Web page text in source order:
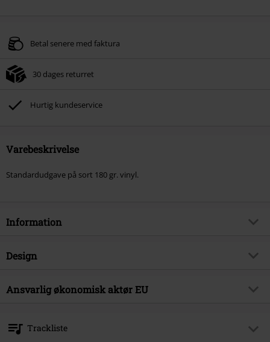
Betal senere med faktura
30 dages returret
Hurtig kundeservice
Varebeskrivelse
Standardudgave på sort 180 gr. vinyl.
Information
Artikelnr.
Musikgenre
Heavy Metal
Band
Design
Produkttype
SINGLE
Ansvarlig økonomisk aktør EU
Postfach 1263
73049 Eislingen
Trackliste